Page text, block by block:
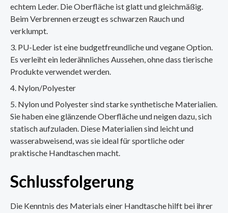
echtem Leder. Die Oberfläche ist glatt und gleichmäßig.
Beim Verbrennen erzeugt es schwarzen Rauch und
verklumpt.
PU-Leder ist eine budgetfreundliche und vegane Option.
Es verleiht ein lederähnliches Aussehen, ohne dass tierische
Produkte verwendet werden.
Nylon/Polyester
Nylon und Polyester sind starke synthetische Materialien.
Sie haben eine glänzende Oberfläche und neigen dazu, sich
statisch aufzuladen. Diese Materialien sind leicht und
wasserabweisend, was sie ideal für sportliche oder
praktische Handtaschen macht.
Schlussfolgerung
Die Kenntnis des Materials einer Handtasche hilft bei ihrer